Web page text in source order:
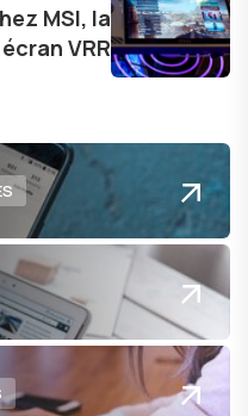
présenter aux
de ce que le futur
MSI, la
VRR